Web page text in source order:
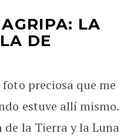
LA
DE
preciosa que me
estuve allí mismo.
de la Tierra y la Luna